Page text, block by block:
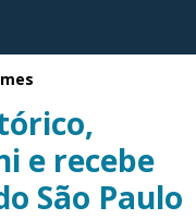
e recebe
São Paulo